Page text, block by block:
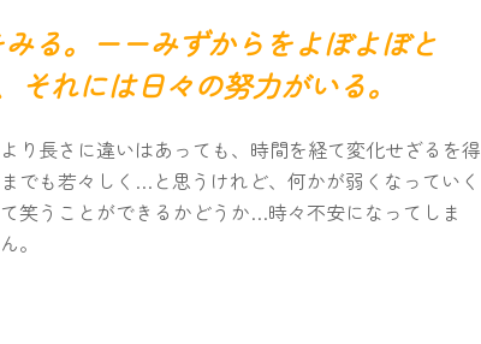
る。ーーみずからをよぼよぼと
れには日々の努力がいる。
り長さに違いはあっても、時間を経て変化せざるを得
でも若々しく…と思うけれど、何かが弱くなっていく
笑うことができるかどうか…時々不安になってしま
。